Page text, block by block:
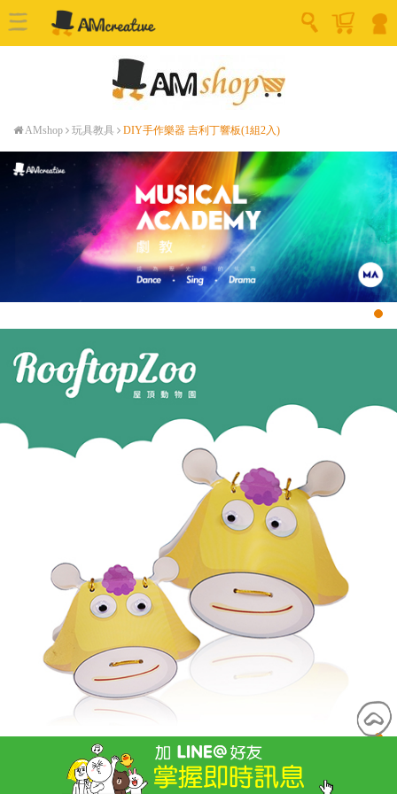
AMshop 玩具教具 DIY手作樂器 吉利丁響板(1組2入)
DIY手作樂器 吉利丁響板(1組2入)